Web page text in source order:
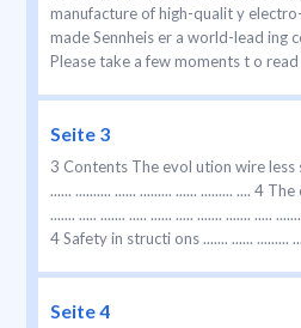
manufacture of high-qualit y
made Sennheis er a world-lead ing
Please take a few moments t o
Seite 3
3 Contents The evol ution wire less
...... .......... ...... ......... ...... ......... .... 4
....... ..... ....... ..... ...... ..... ....... ....... .....
4 Safety in structi ons ....... ...... .........
Seite 4